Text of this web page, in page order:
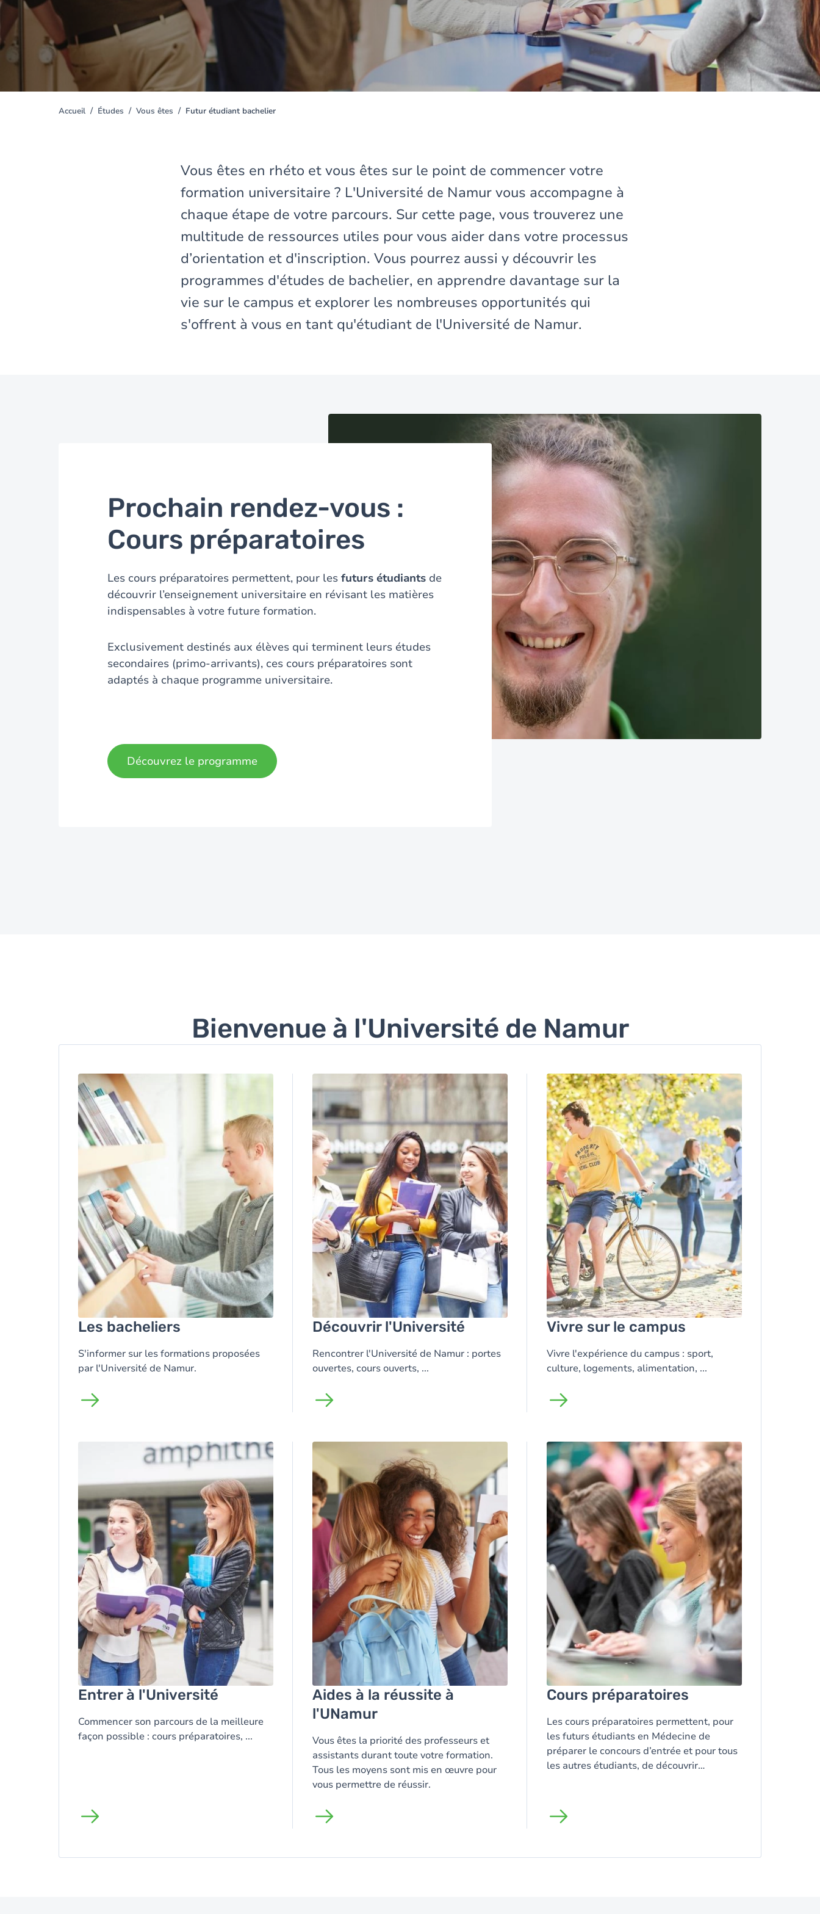
You
Accueil Études Vous êtes Futur étudiant bachelier
Vous êtes en rhéto et vous êtes sur le point de commencer votre
formation universitaire ? L'Université de Namur vous accompagne à
chaque étape de votre parcours. Sur cette page, vous trouverez une
multitude de ressources utiles pour vous aider dans votre processus
d’orientation et d'inscription. Vous pourrez aussi y découvrir les
programmes d'études de bachelier, en apprendre davantage sur la
vie sur le campus et explorer les nombreuses opportunités qui
s'offrent à vous en tant qu'étudiant de l'Université de Namur.
Prochain rendez-vous :
Cours préparatoires
Les cours préparatoires permettent, pour les futurs étudiants de
découvrir l’enseignement universitaire en révisant les matières
indispensables à votre future formation.
Exclusivement destinés aux élèves qui terminent leurs études
secondaires (primo-arrivants), ces cours préparatoires sont
adaptés à chaque programme universitaire.
Découvrez le programme
Bienvenue à l'Université de Namur
Image
Les bacheliers
S'informer sur les formations proposées
par l'Université de Namur.
Découvrir l'Université
Rencontrer l'Université de Namur : portes
ouvertes, cours ouverts, ...
Image
Vivre sur le campus
Vivre l'expérience du campus : sport,
culture, logements, alimentation, ...
Entrer à l'Université
Commencer son parcours de la meilleure
façon possible : cours préparatoires, ...
Image
Aides à la réussite à
l'UNamur
Vous êtes la priorité des professeurs et
assistants durant toute votre formation.
Tous les moyens sont mis en œuvre pour
vous permettre de réussir.
Image
Cours préparatoires
Les cours préparatoires permettent, pour
les futurs étudiants en Médecine de
préparer le concours d’entrée et pour tous
les autres étudiants, de découvrir
formation.